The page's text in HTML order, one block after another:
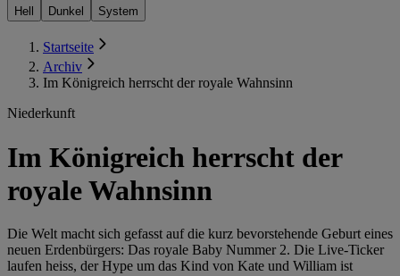
Hell Dunkel System
Startseite
Archiv
Im Königreich herrscht der royale Wahnsinn
Niederkunft
Im Königreich herrscht der
royale Wahnsinn
Die Welt macht sich gefasst auf die kurz bevorstehende Geburt eines
neuen Erdenbürgers: Das royale Baby Nummer 2. Die Live-Ticker
laufen heiss, der Hype um das Kind von Kate und William ist